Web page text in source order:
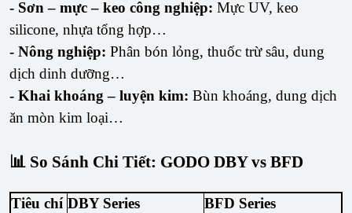
- Sơn – mực – keo công nghiệp: Mực UV, keo
silicone, nhựa tổng hợp…
- Nông nghiệp: Phân bón lỏng, thuốc trừ sâu, dung
dịch dinh dưỡng…
- Khai khoáng – luyện kim: Bùn khoáng, dung dịch
ăn mòn kim loại…
📊 So Sánh Chi Tiết: GODO DBY vs BFD
Tiêu chí DBY Series BFD Series